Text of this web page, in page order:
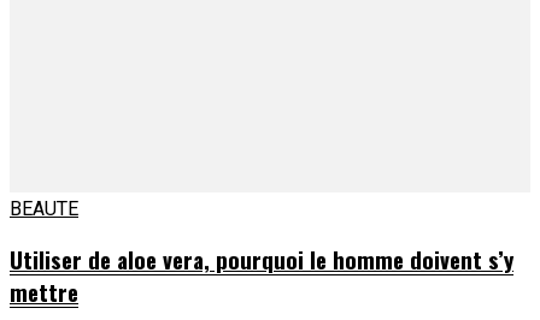
BEAUTE
Utiliser de aloe vera, pourquoi le homme doivent s’y
mettre